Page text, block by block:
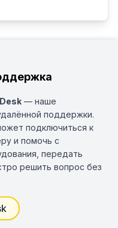
— наше
поддержки.
подключиться к
и помочь с
передать
решить вопрос без